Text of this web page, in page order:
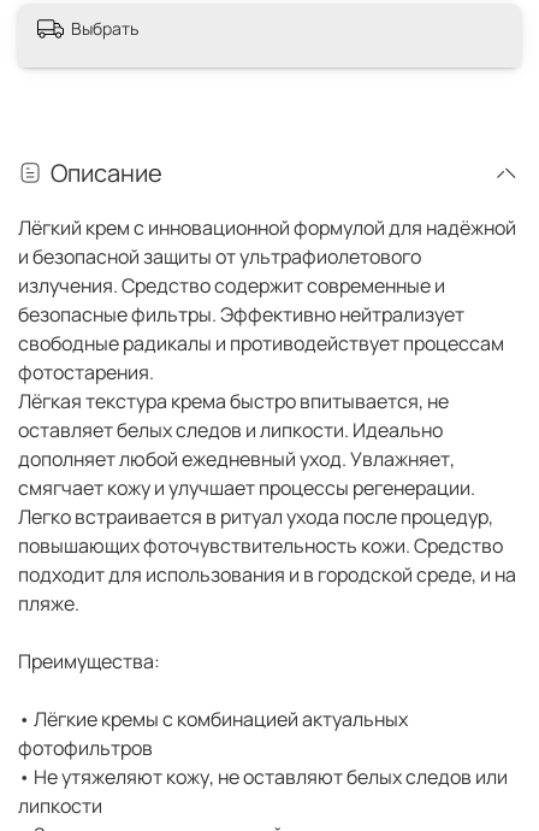
Выбрать
Описание
Лёгкий крем с инновационной формулой для надёжной
и безопасной защиты от ультрафиолетового
излучения. Средство содержит современные и
безопасные фильтры. Эффективно нейтрализует
свободные радикалы и противодействует процессам
фотостарения.
Лёгкая текстура крема быстро впитывается, не
оставляет белых следов и липкости. Идеально
дополняет любой ежедневный уход. Увлажняет,
смягчает кожу и улучшает процессы регенерации.
Легко встраивается в ритуал ухода после процедур,
повышающих фоточувствительность кожи. Средство
подходит для использования и в городской среде, и на
пляже.
Преимущества:
• Лёгкие кремы с комбинацией актуальных
фотофильтров
• Не утяжеляют кожу, не оставляют белых следов или
липкости